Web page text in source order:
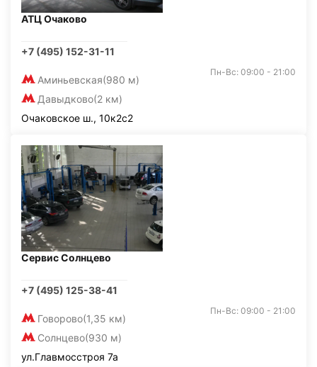
АТЦ Очаково
+7 (495) 152-31-11
Аминьевская(980 м)
Давыдково(2 км)
Пн-Вс: 09:00 - 21:00
Очаковское ш., 10к2с2
Сервис Солнцево
+7 (495) 125-38-41
Говорово(1,35 км)
Солнцево(930 м)
Пн-Вс: 09:00 - 21:00
ул.Главмосстроя 7а